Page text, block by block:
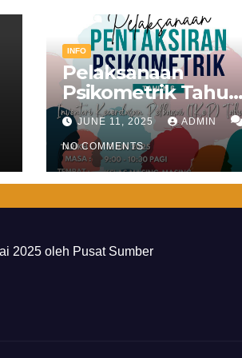
INFO
Pelaksanaan
Psikometrik Tahun
6 JUNE 11, 2025 ADMIN
NO COMMENTS
2025 oleh Pusat Sumber